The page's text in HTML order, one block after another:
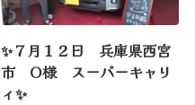
✨７月１２日 兵庫県西宮
市 O様 スーパーキャリ
ィ✨